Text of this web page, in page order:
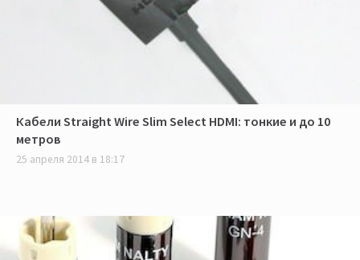
Кабели Straight Wire Slim Select HDMI: тонкие и до 10
метров
25 апреля 2014 в 18:17